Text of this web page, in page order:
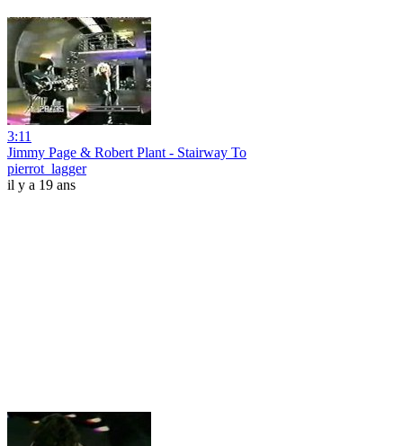
3:11
Jimmy Page & Robert Plant - Stairway To
pierrot_lagger
il y a 19 ans